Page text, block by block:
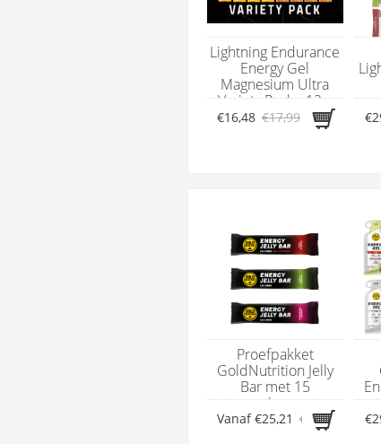
Lightning Endurance
Energy Gel
Magnesium Ultra
Variety Pack - 12 x
60 ml
€16,48 €17,99
Proefpakket
GoldNutrition Jelly
Bar met 15
energierepen
Vanaf€25,21 €28,50